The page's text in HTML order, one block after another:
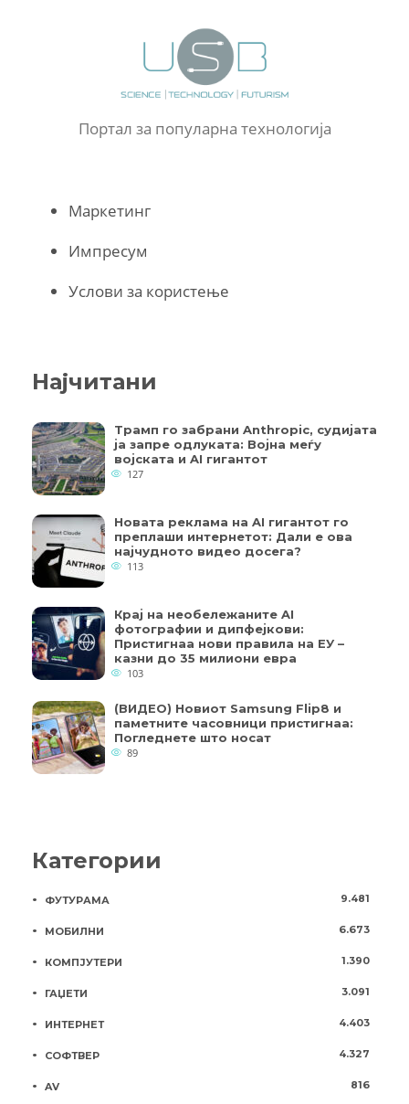
Портал за популарна технологија
Маркетинг
Импресум
Услови за користење
Најчитани
Трамп го забрани Anthropic, судијата
ја запре одлуката: Војна меѓу
војската и AI гигантот
127
Новата реклама на AI гигантот го
преплаши интернетот: Дали е ова
најчудното видео досега?
113
Крај на необележаните AI
фотографии и дипфејкови:
Пристигнаа нови правила на ЕУ –
казни до 35 милиони евра
103
(ВИДЕО) Новиот Samsung Flip8 и
паметните часовници пристигнаа:
Погледнете што носат
89
Категории
ФУТУРАМА 9.481
МОБИЛНИ 6.673
КОМПЈУТЕРИ 1.390
ГАЏЕТИ 3.091
ИНТЕРНЕТ 4.403
СОФТВЕР 4.327
AV 816